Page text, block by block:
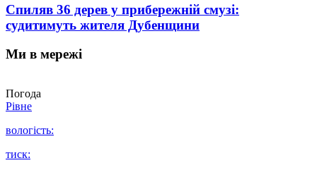
Спиляв 36 дерев у прибережній смузі:
судитимуть жителя Дубенщини
Ми в мережі
Погода
Рівне
вологість:
тиск: